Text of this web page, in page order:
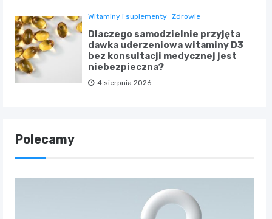
Witaminy i suplementy Zdrowie
Dlaczego samodzielnie przyjęta
dawka uderzeniowa witaminy D3
bez konsultacji medycznej jest
niebezpieczna?
4 sierpnia 2026
Polecamy